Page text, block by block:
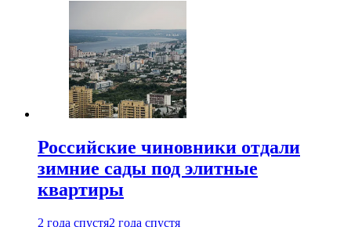
Российские чиновники отдали
зимние сады под элитные
квартиры
2 года спустя2 года спустя